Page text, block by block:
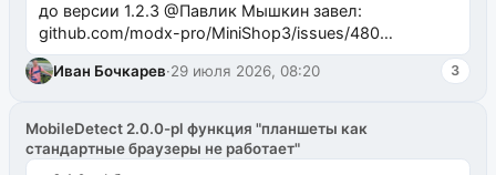
до версии 1.2.3 @Павлик Мышкин завел:
github.com/modx-pro/MiniShop3/issues/480
github.com/modx-pro/MiniShop3/issues/481Исправим
в б...
Иван Бочкарев·29 июля 2026, 08:20 3
MobileDetect 2.0.0-pl функция "планшеты как
стандартные браузеры не работает"